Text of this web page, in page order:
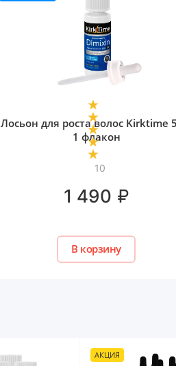
10
Лосьон для роста волос Kirktime
1 флакон
1 490 ₽
В корзину
АКЦИЯ